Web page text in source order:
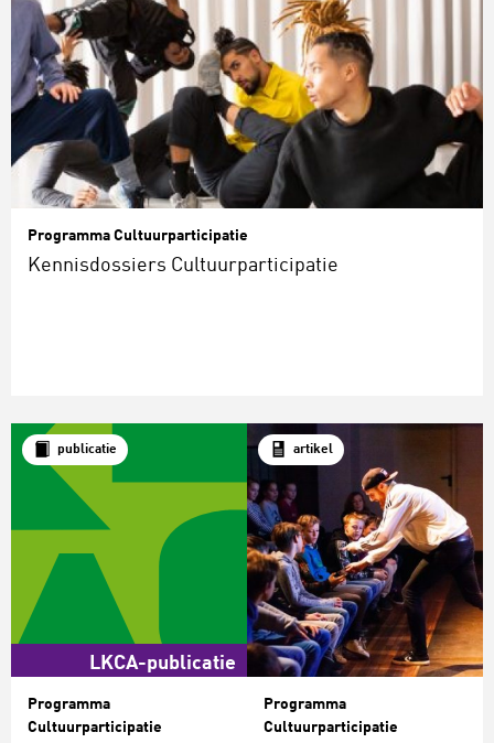
Programma Cultuurparticipatie
Kennisdossiers Cultuurparticipatie
publicatie
LKCA-publicatie
Programma
Cultuurparticipatie
artikel
Programma
Cultuurparticipatie